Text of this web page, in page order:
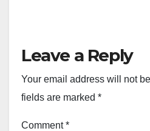
Leave a Reply
Your email address will not
fields are marked *
Comment*